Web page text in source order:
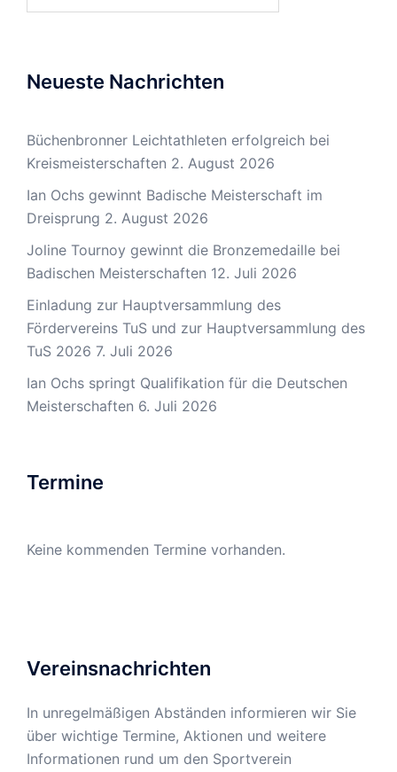
Neueste Nachrichten
Büchenbronner Leichtathleten erfolgreich bei
Kreismeisterschaften 2. August 2026
Ian Ochs gewinnt Badische Meisterschaft im
Dreisprung 2. August 2026
Joline Tournoy gewinnt die Bronzemedaille bei
Badischen Meisterschaften 12. Juli 2026
Einladung zur Hauptversammlung des
Fördervereins TuS und zur Hauptversammlung des
TuS 2026 7. Juli 2026
Ian Ochs springt Qualifikation für die Deutschen
Meisterschaften 6. Juli 2026
Termine
Keine kommenden Termine vorhanden.
Vereinsnachrichten
In unregelmäßigen Abständen informieren wir Sie
über wichtige Termine, Aktionen und weitere
Informationen rund um den Sportverein